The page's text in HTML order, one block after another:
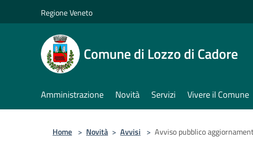
Regione Veneto
Comune di Lozzo di Cadore
Amministrazione Novità Servizi Vivere il Comune
Home > Novità > Avvisi > Avviso pubblico